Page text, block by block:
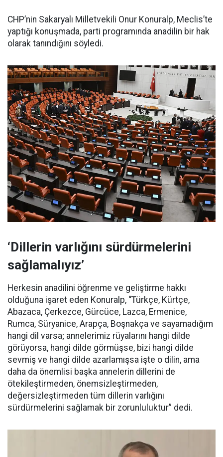
CHP’nin Sakaryalı Milletvekili Onur Konuralp, Meclis’te
yaptığı konuşmada, parti programında anadilin bir hak
olarak tanındığını söyledi.
‘Dillerin varlığını sürdürmelerini
sağlamalıyız’
Herkesin anadilini öğrenme ve geliştirme hakkı
olduğuna işaret eden Konuralp, “Türkçe, Kürtçe,
Abazaca, Çerkezce, Gürcüce, Lazca, Ermenice,
Rumca, Süryanice, Arapça, Boşnakça ve sayamadığım
hangi dil varsa; annelerimiz rüyalarını hangi dilde
görüyorsa, hangi dilde görmüşse, bizi hangi dilde
sevmiş ve hangi dilde azarlamışsa işte o dilin, ama
daha da önemlisi başka annelerin dillerini de
ötekileştirmeden, önemsizleştirmeden,
değersizleştirmeden tüm dillerin varlığını
sürdürmelerini sağlamak bir zorunluluktur” dedi.